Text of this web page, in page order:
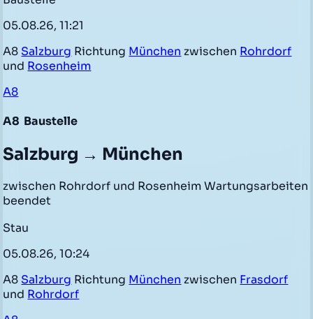
05.08.26, 11:21
A8 Salzburg Richtung München zwischen Rohrdorf
und Rosenheim
A8
A8 Baustelle
Salzburg → München
zwischen Rohrdorf und Rosenheim Wartungsarbeiten
beendet
Stau
05.08.26, 10:24
A8 Salzburg Richtung München zwischen Frasdorf
und Rohrdorf